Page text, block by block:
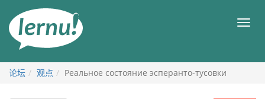
目
论坛 观点 Реальное состояние эсперанто-тусовки